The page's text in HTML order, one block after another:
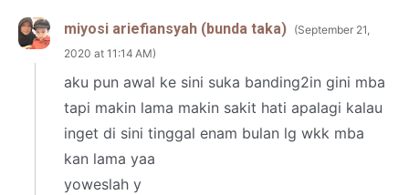
miyosi ariefiansyah (bunda taka)
September 21,
2020 at 11:14 AM
aku pun awal ke sini suka banding2in gini mba
tapi makin lama makin sakit hati apalagi kalau
inget di sini tinggal enam bulan lg wkk mba
kan lama yaa
yoweslah y